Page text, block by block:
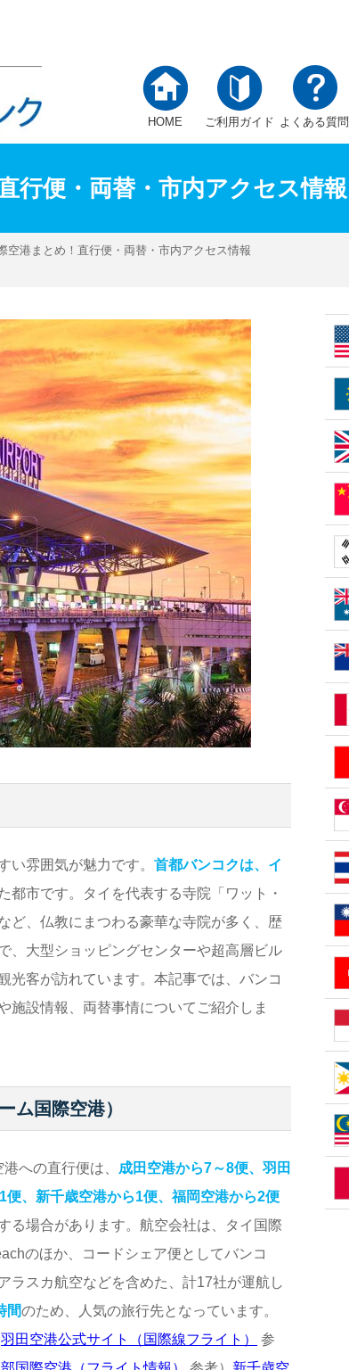
HOME ご利用ガイド よくある質問
行便・両替・市内アクセス情報
空港まとめ！直行便・両替・市内アクセス情報
い雰囲気が魅力です。 首都バンコクは、イ
都市です。タイを代表する寺院「ワット・
ど、仏教にまつわる豪華な寺院が多く、歴
、大型ショッピングセンターや超高層ビル
光客が訪れています。本記事では、バンコ
施設情報、両替事情についてご紹介しま
ム国際空港）
への直行便は、 成田空港から7～8便、羽田
、新千歳空港から1便、福岡空港から2便
る場合があります。航空会社は、タイ国際
のほか、コードシェア便としてバンコ
ラスカ航空などを含めた、計17社が運航し
間のため、人気の旅行先となっています。
羽田空港公式サイト（国際線フライト）
参